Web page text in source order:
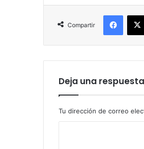
Compartir
Deja una respuesta
Tu dirección de correo